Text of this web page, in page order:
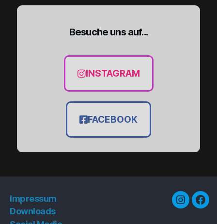
Besuche uns auf...
INSTAGRAM
FACEBOOK
Impressum
Downloads